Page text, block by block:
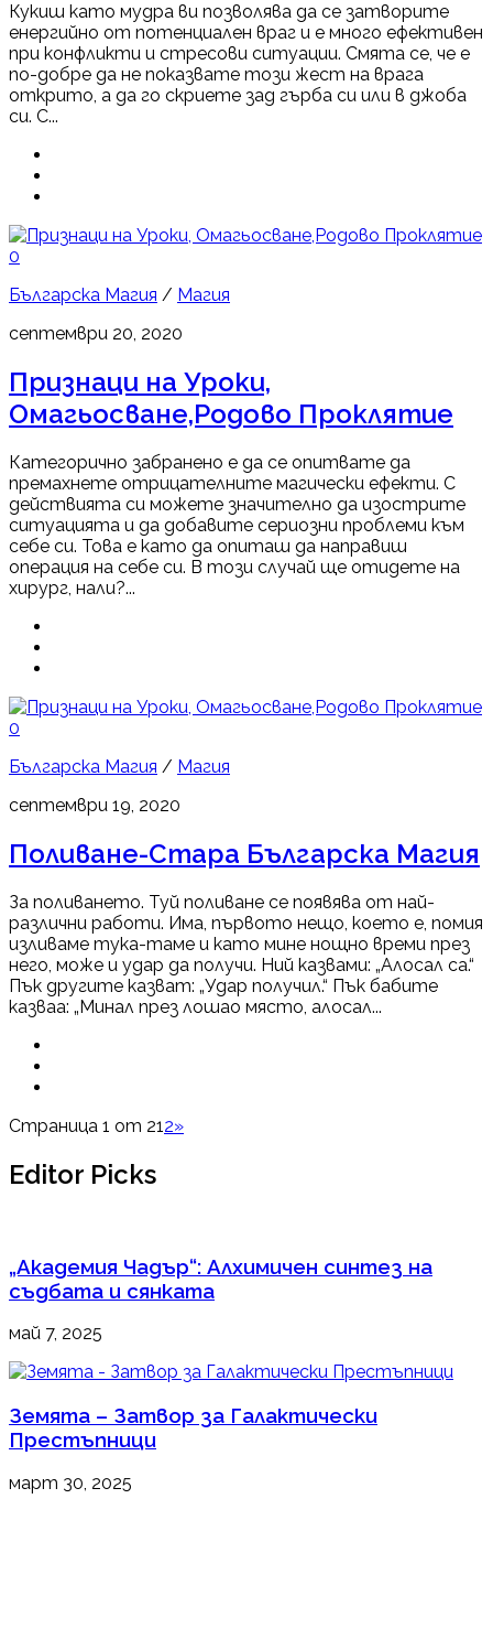
Кукиш като мудра ви позволява да се затворите
енергийно от потенциален враг и е много ефективен
при конфликти и стресови ситуации. Смята се, че е
по-добре да не показвате този жест на врага
открито, а да го скриете зад гърба си или в джоба
си. С...
0
Българска Магия / Магия
септември 20, 2020
Признаци на Уроки,
Омагьосване,Родово Проклятие
Категорично забранено е да се опитвате да
премахнете отрицателните магически ефекти. С
действията си можете значително да изострите
ситуацията и да добавите сериозни проблеми към
себе си. Това е като да опиташ да направиш
операция на себе си. В този случай ще отидете на
хирург, нали?...
0
Българска Магия / Магия
септември 19, 2020
Поливане-Стара Българска Магия
За поливането. Туй поливане се появява от най-
различни работи. Има, първото нещо, което е, помия
изливаме тука-таме и като мине нощно времи през
него, може и удар да получи. Ний казвами: „Алосал са.“
Пък другите казват: „Удар получил.“ Пък бабите
казваа: „Минал през лошао място, алосал...
Страница 1 от 212»
Editor Picks
„Академия Чадър“: Алхимичен синтез на
съдбата и сянката
май 7, 2025
Земята – Затвор за Галактически
Престъпници
март 30, 2025